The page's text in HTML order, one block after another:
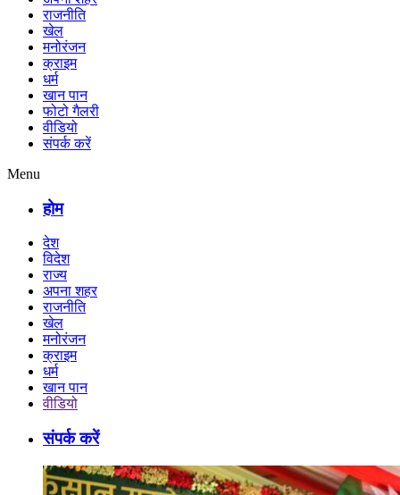
राजनीति
खेल
मनोरंजन
क्राइम
धर्म
खान पान
फोटो गैलरी
वीडियो
संपर्क करें
Menu
होम
देश
विदेश
राज्य
अपना शहर
राजनीति
खेल
मनोरंजन
क्राइम
धर्म
खान पान
वीडियो
संपर्क करें